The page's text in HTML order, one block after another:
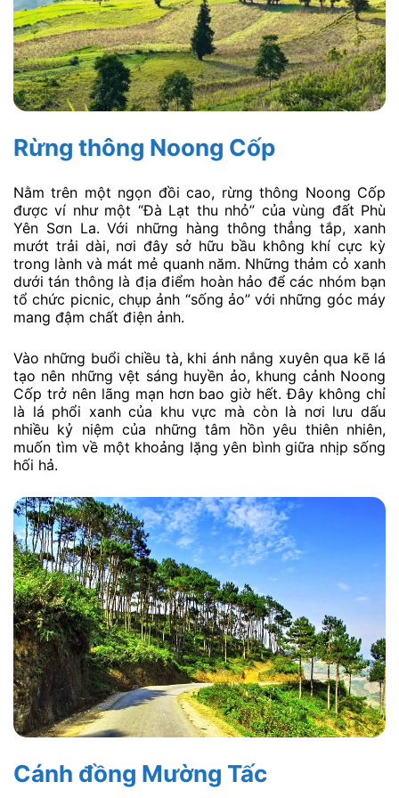
Rừng thông Noong Cốp
Nằm trên một ngọn đồi cao, rừng thông Noong Cốp
được ví như một “Đà Lạt thu nhỏ” của vùng đất Phù
Yên Sơn La. Với những hàng thông thẳng tắp, xanh
mướt trải dài, nơi đây sở hữu bầu không khí cực kỳ
trong lành và mát mẻ quanh năm. Những thảm cỏ xanh
dưới tán thông là địa điểm hoàn hảo để các nhóm bạn
tổ chức picnic, chụp ảnh “sống ảo” với những góc máy
mang đậm chất điện ảnh.
Vào những buổi chiều tà, khi ánh nắng xuyên qua kẽ lá
tạo nên những vệt sáng huyền ảo, khung cảnh Noong
Cốp trở nên lãng mạn hơn bao giờ hết. Đây không chỉ
là lá phổi xanh của khu vực mà còn là nơi lưu dấu
nhiều kỷ niệm của những tâm hồn yêu thiên nhiên,
muốn tìm về một khoảng lặng yên bình giữa nhịp sống
hối hả.
Cánh đồng Mường Tấc